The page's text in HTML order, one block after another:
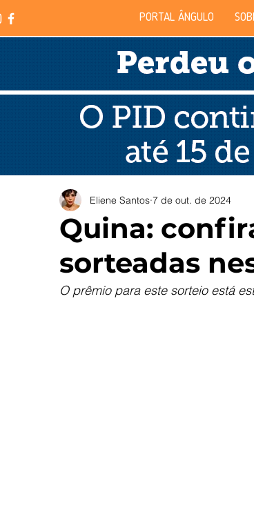
PORTAL ÂNGULO
Quina:
sorteadas
Eliene Santos 7 de out. de 2024
O prêmio para este sorteio está